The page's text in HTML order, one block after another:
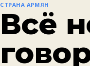
СТРАНА АРМЯН
Всё